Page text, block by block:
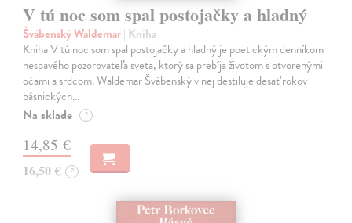
V tú noc som spal postojačky a hladný
Švábenský Waldemar| Kniha
Kniha V tú noc som spal postojačky a hladný je poetickým denníkom
nespavého pozorovateľa sveta, ktorý sa prebíja životom s otvorenými
očami a srdcom. Waldemar Švábenský v nej destiluje desať rokov
básnických…
Na sklade ?
14,85 €
16,50 € ?